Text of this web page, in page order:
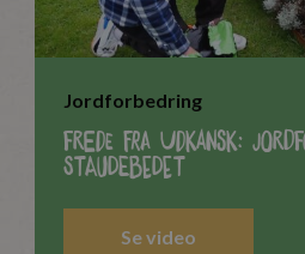
Jordforbedring
Frede fra Udkansk:
staudebedet
Se video